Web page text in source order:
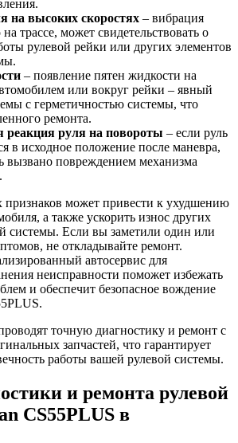
на высоких скоростях – вибрация
трассе, может свидетельствовать о
рулевой рейки или других элементов
– появление пятен жидкости на
или вокруг рейки – явный
с герметичностью системы, что
ремонта.
реакция руля на повороты – если руль
в исходное положение после маневра,
вызвано повреждением механизма
признаков может привести к ухудшению
а также ускорить износ других
системы. Если вы заметили один или
не откладывайте ремонт.
автосервис для
неисправности поможет избежать
и обеспечит безопасное вождение
точную диагностику и ремонт с
запчастей, что гарантирует
работы вашей рулевой системы.
и ремонта рулевой
CS55PLUS в